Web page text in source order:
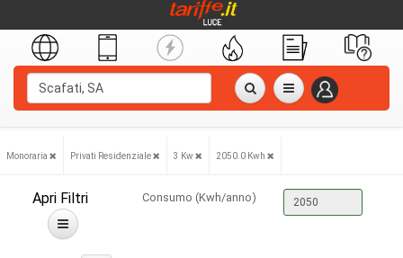
Monoraria Privati Residenziale 3 Kw 2050.0 Kwh
Apri Filtri Consumo (Kwh/anno)